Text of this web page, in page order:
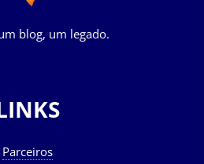
blog, um legado.
Parceiros